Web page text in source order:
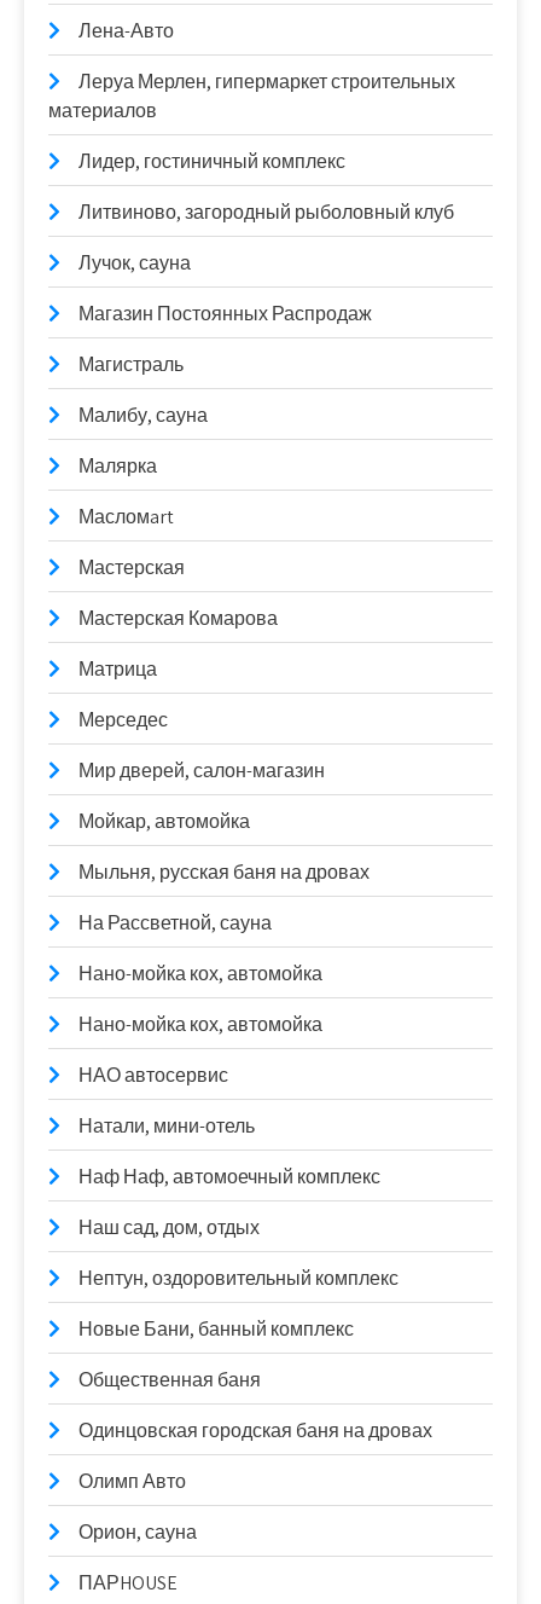
Лена-Авто
Леруа Мерлен, гипермаркет строительных
материалов
Лидер, гостиничный комплекс
Литвиново, загородный рыболовный клуб
Лучок, сауна
Магазин Постоянных Распродаж
Магистраль
Малибу, сауна
Малярка
Масломart
Мастерская
Мастерская Комарова
Матрица
Мерседес
Мир дверей, салон-магазин
Мойкар, автомойка
Мыльня, русская баня на дровах
На Рассветной, сауна
Нано-мойка кох, автомойка
Нано-мойка кох, автомойка
НАО автосервис
Натали, мини-отель
Наф Наф, автомоечный комплекс
Наш сад, дом, отдых
Нептун, оздоровительный комплекс
Новые Бани, банный комплекс
Общественная баня
Одинцовская городская баня на дровах
Олимп Авто
Орион, сауна
ПАРHOUSE